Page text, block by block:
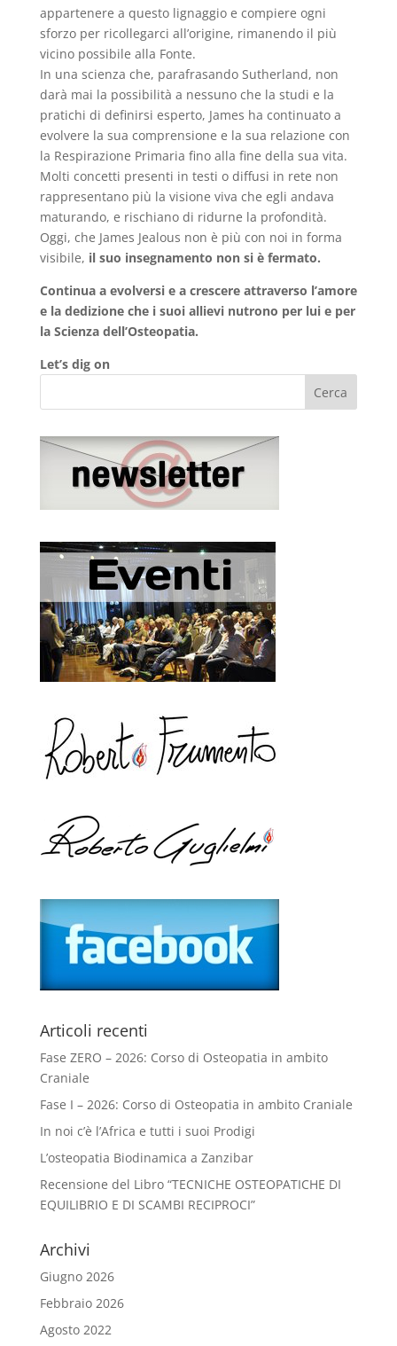
appartenere a questo lignaggio e compiere ogni
sforzo per ricollegarci all’origine, rimanendo il più
vicino possibile alla Fonte.
In una scienza che, parafrasando Sutherland, non
darà mai la possibilità a nessuno che la studi e la
pratichi di definirsi esperto, James ha continuato a
evolvere la sua comprensione e la sua relazione con
la Respirazione Primaria fino alla fine della sua vita.
Molti concetti presenti in testi o diffusi in rete non
rappresentano più la visione viva che egli andava
maturando, e rischiano di ridurne la profondità.
Oggi, che James Jealous non è più con noi in forma
visibile, il suo insegnamento non si è fermato.
Continua a evolversi e a crescere attraverso l’amore
e la dedizione che i suoi allievi nutrono per lui e per
la Scienza dell’Osteopatia.
Let’s dig on
Articoli recenti
Fase ZERO – 2026: Corso di Osteopatia in ambito
Craniale
Fase I – 2026: Corso di Osteopatia in ambito Craniale
In noi c’è l’Africa e tutti i suoi Prodigi
L’osteopatia Biodinamica a Zanzibar
Recensione del Libro “TECNICHE OSTEOPATICHE DI
EQUILIBRIO E DI SCAMBI RECIPROCI”
Archivi
Giugno 2026
Febbraio 2026
Agosto 2022